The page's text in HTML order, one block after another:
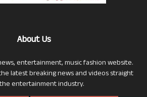
About Us
entertainment, music fashion website.
latest breaking news and videos straight
entertainment industry.